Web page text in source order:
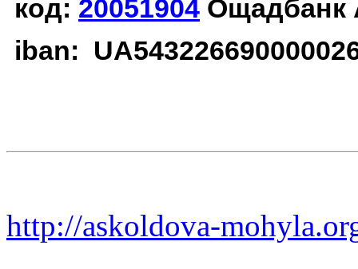
код: 20051904 Ощадбанк
iban:
http://askoldova-